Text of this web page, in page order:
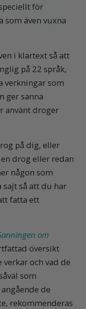
för
som även vuxna
i klartext så att
på 22 språk,
verkningar som
ger sanna
använt droger
på dig, eller
drog eller redan
någon som
så att du har
fatta ett
om
översikt
och vad de
som
de
rekommenderas